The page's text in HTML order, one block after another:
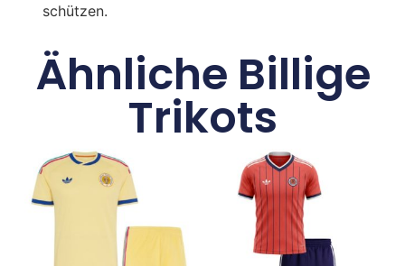
schützen.
Ähnliche Billige
Trikots